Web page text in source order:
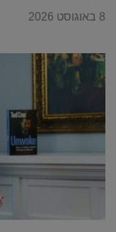
8 באוגוסט 2026